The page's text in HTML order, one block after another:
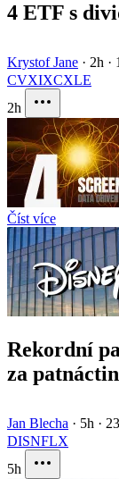
4 ETF s
Krystof Jane · 2h ·
CVXIXCXLE
2h
Číst více
Rekordní
za
Jan Blecha · 5h ·
DISNFLX
5h